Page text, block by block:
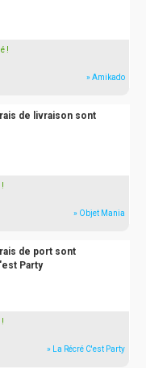
!
» Amikado
de livraison sont
» Objet Mania
de port sont
Party
» La Récré C'est Party